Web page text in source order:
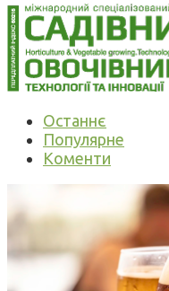
Останнє
Популярне
Коменти